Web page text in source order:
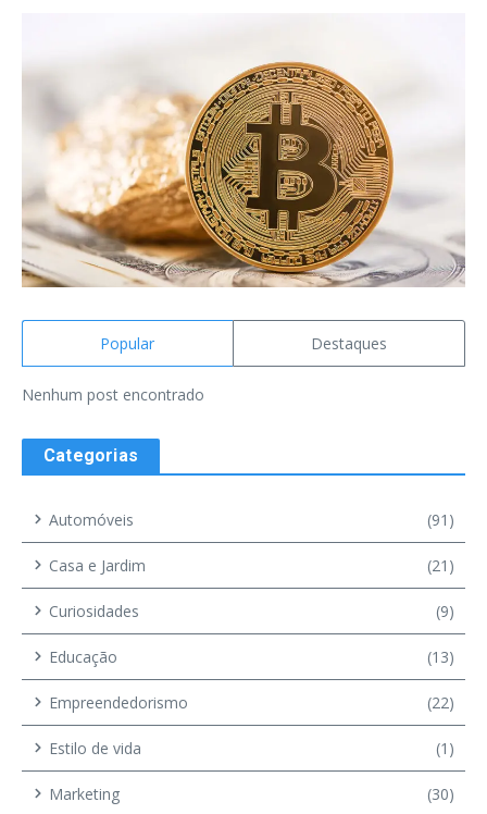
Popular Destaques
Nenhum post encontrado
Categorias
Automóveis (91)
Casa e Jardim (21)
Curiosidades (9)
Educação (13)
Empreendedorismo (22)
Estilo de vida (1)
Marketing (30)